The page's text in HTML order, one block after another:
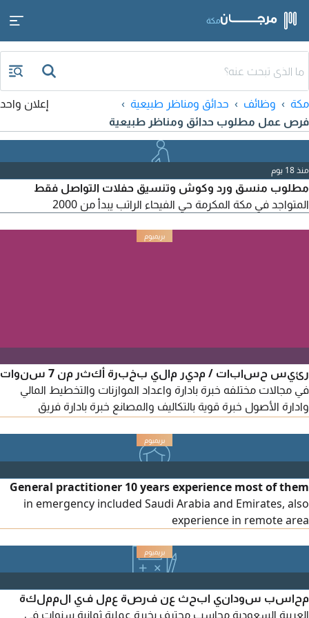
مكة
مكة وظائف
حدائق ومناظر طبيعية
فرص عمل مطلوب حدائق ومناظر طبيعية
إعلان واحد
منذ 18 يوم
مطلوب منسق ورد وكوش وتنسيق حفلات التواصل فقط
المتواجد في مكة المكرمة حي الفيحاء الراتب يبدأ من 2000
رئيس حسابات / مدير مالي بخبرة أكثر من 7 سنوات
في مجالات مختلفه خبرة بادارة واعداد الموازنات والتخطيط المالي
وادارة الأصول خبرة قوية بالتكاليف والمصانع خبرة بادارة فريق
الاداري المعتمد CMA خبرة بالمعايير الدولية ابحث عن فرصة عمل
General practitioner 10 years experience most of them
in emergency included Saudi Arabia and Emirates, also
experience in remote area
محاسب سوداني ابحث عن فرصة عمل في المملكة
العربية السعودية محاسب محترف بخبرة عملية ثمانية سنوات في